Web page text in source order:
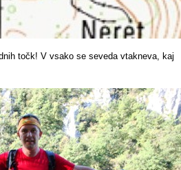
točk! V vsako se seveda vtakneva, kaj